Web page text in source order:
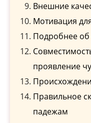
Внешние
Мотивация
Подробнее
проявление
Правильное
падежам